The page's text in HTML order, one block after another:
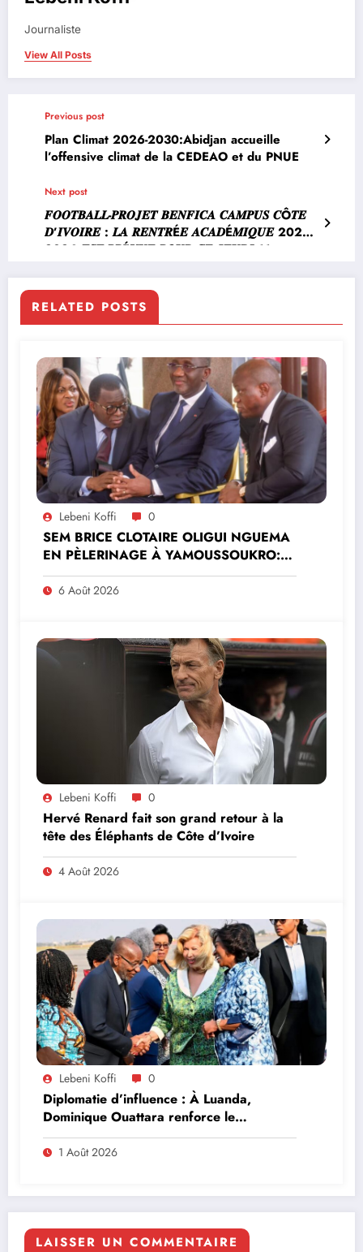
Journaliste
View All Posts
Previous post
Plan Climat 2026-2030:Abidjan accueille
l’offensive climat de la CEDEAO et du PNUE
Next post
𝑭𝑶𝑶𝑻𝑩𝑨𝑳𝑳-𝑷𝑹𝑶𝑱𝑬𝑻 𝑩𝑬𝑵𝑭𝑰𝑪𝑨 𝑪𝑨𝑴𝑷𝑼𝑺 𝑪Ô𝑻𝑬
𝑫’𝑰𝑽𝑶𝑰𝑹𝑬 : 𝑳𝑨 𝑹𝑬𝑵𝑻𝑹É𝑬 𝑨𝑪𝑨𝑫É𝑴𝑰𝑸𝑼𝑬 2025-
2026 𝑬𝑺𝑻 𝑷𝑹É𝑽𝑼𝑬 𝑷𝑶𝑼𝑹 𝑪𝑬 𝑱𝑬𝑼𝑫𝑰 11
RELATED POSTS
Lebeni Koffi 0
SEM BRICE CLOTAIRE OLIGUI NGUEMA
EN PÈLERINAGE À YAMOUSSOUKRO:LE
MINISTRE PAULIN CLAUDE DANHO
PREND PART À LA CÉRÉMONIE
6 Août 2026
Lebeni Koffi 0
Hervé Renard fait son grand retour à la
tête des Éléphants de Côte d’Ivoire
4 Août 2026
Lebeni Koffi 0
Diplomatie d’influence : À Luanda,
Dominique Ouattara renforce le
leadership solidaire de la Côte d’Ivoire en
Afrique
1 Août 2026
LAISSER UN COMMENTAIRE